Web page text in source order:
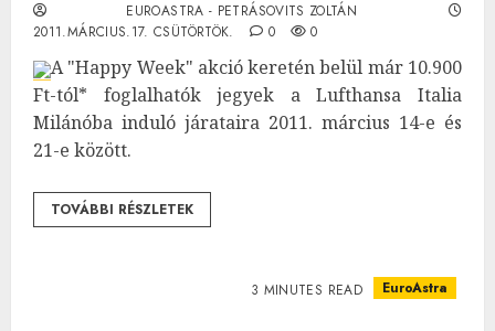
EUROASTRA - PETRÁSOVITS ZOLTÁN
2011.MÁRCIUS.17. CSÜTÖRTÖK.
0 0
A "Happy Week" akció keretén belül már 10.900
Ft-tól* foglalhatók jegyek a Lufthansa Italia
Milánóba induló járataira 2011. március 14-e és
21-e között.
TOVÁBBI RÉSZLETEK
3 MINUTES READ EuroAstra